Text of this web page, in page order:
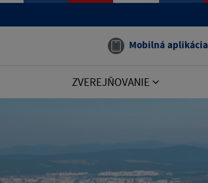
Mobilná aplikácia
ZVEREJŇOVANIE